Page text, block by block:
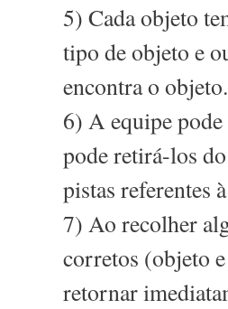
5) Cada objeto
tipo de objeto e
encontra o objeto.
6) A equipe
pode retirá-los
pistas referentes
7) Ao recolher
corretos (objeto
retornar